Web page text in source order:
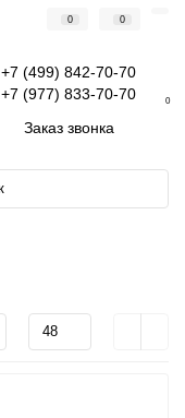
0 0
+7 (499) 842-70-70
+7 (977) 833-70-70
Заказ звонка
0